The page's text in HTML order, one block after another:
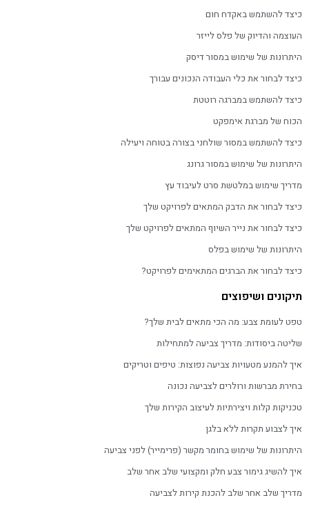
כיצד להשתמש באקדח חום
העוצמה והדיוק של פלס לייזר
היתרונות של שימוש במסור דיסק
כיצד לבחור את כלי העבודה הנכונים עבורך
כיצד להשתמש במברגה רוטטת
הכוח של מברגת אימפקט
כיצד להשתמש במסור שולחני בצורה בטוחה ויעילה
היתרונות של שימוש במסור גרונג
מדריך שימוש במלטשת סרט לעיבוד עץ
כיצד לבחור את הדבק המתאים לפרויקט שלך
כיצד לבחור את נייר השיוף המתאים לפרויקט שלך
היתרונות של שימוש בפלס
כיצד לבחור את הברגים המתאימים לפרויקט?
תיקונים ושיפוצים
טפט לעומת צבע: מה הכי מתאים לבית שלך?
שליטה ביסודות: מדריך צביעה למתחילות
איך להמנע מטעויות צביעה נפוצות: טיפים וטריקים
בחירת מברשות ורולרים לצביעה נכונה
טכניקות קלות ויצירתיות לעיצוב הקירות שלך
איך לצבוע תקרות ללא בלגן
היתרונות של שימוש בחומר מקשר (פרימייר) לפני צביעה
איך להשיג גימור צבע חלק ומקצועי שלב אחר שלב
מדריך שלב אחר שלב להכנת קירות לצביעה